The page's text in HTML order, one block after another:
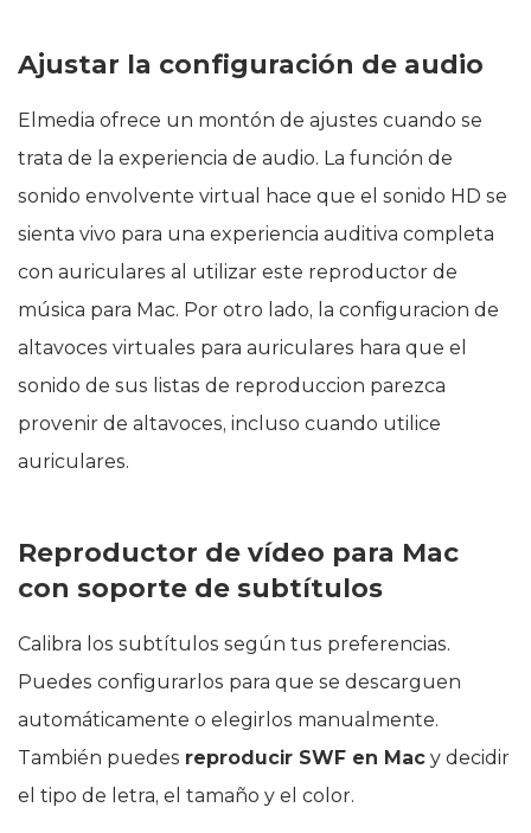
Ajustar la configuración de audio
Elmedia ofrece un montón de ajustes cuando se
trata de la experiencia de audio. La función de
sonido envolvente virtual hace que el sonido HD se
sienta vivo para una experiencia auditiva completa
con auriculares al utilizar este reproductor de
música para Mac. Por otro lado, la configuracion de
altavoces virtuales para auriculares hara que el
sonido de sus listas de reproduccion parezca
provenir de altavoces, incluso cuando utilice
auriculares.
Reproductor de vídeo para Mac
con soporte de subtítulos
Calibra los subtítulos según tus preferencias.
Puedes configurarlos para que se descarguen
automáticamente o elegirlos manualmente.
También puedes reproducir SWF en Mac y decidir
el tipo de letra, el tamaño y el color.